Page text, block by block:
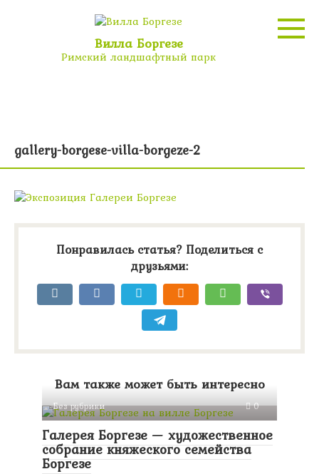
Вилла Боргезе
Римский ландшафтный парк
gallery-borgese-villa-borgeze-2
Понравилась статья? Поделиться с
друзьями:
Вам также может быть интересно
Без рубрики 0
Галерея Боргезе — художественное
собрание княжеского семейства
Боргезе